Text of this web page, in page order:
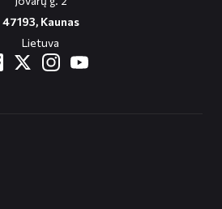
47193, Kaunas
Lietuva